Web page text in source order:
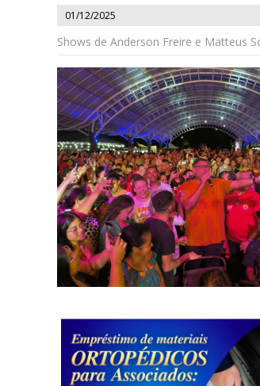
01/12/2025
Shows de Anderson Freire e Matteus